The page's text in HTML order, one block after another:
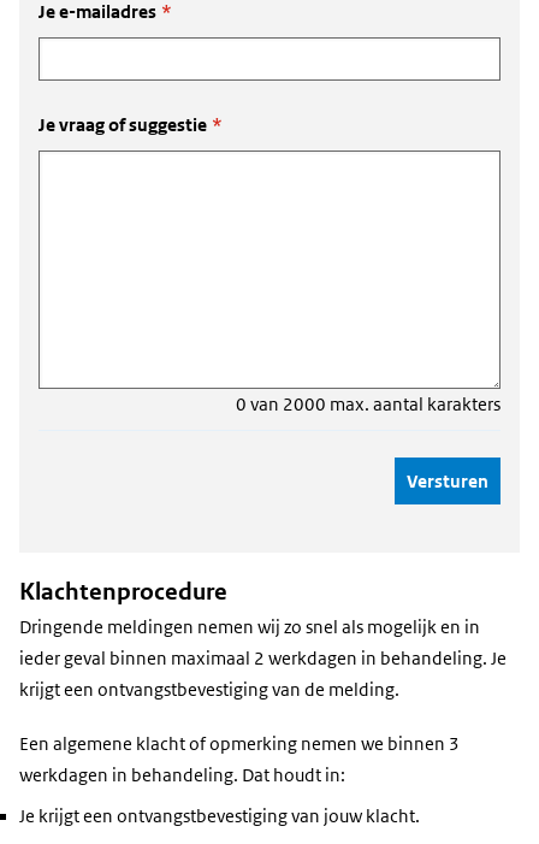
Je e-mailadres *
Je vraag of suggestie *
0 van 2000 max. aantal karakters
Klachtenprocedure
Dringende meldingen nemen wij zo snel als mogelijk en in
ieder geval binnen maximaal 2 werkdagen in behandeling. Je
krijgt een ontvangstbevestiging van de melding.
Een algemene klacht of opmerking nemen we binnen 3
werkdagen in behandeling. Dat houdt in:
Je krijgt een ontvangstbevestiging van jouw klacht.